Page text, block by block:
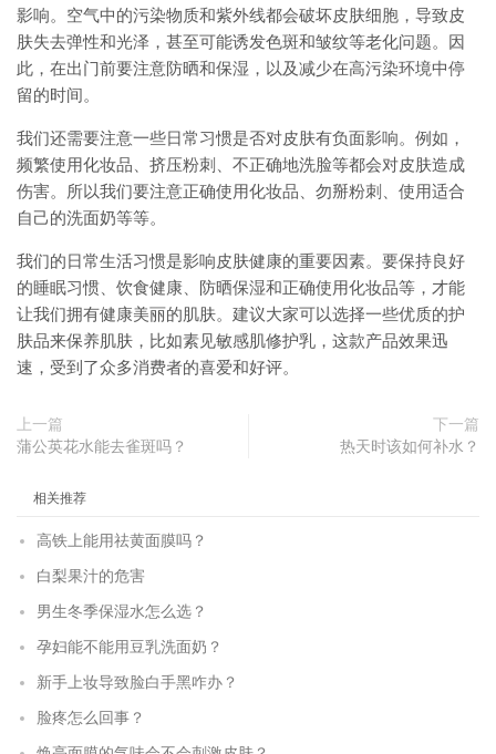
影响。空气中的污染物质和紫外线都会破坏皮肤细胞，导致皮
肤失去弹性和光泽，甚至可能诱发色斑和皱纹等老化问题。因
此，在出门前要注意防晒和保湿，以及减少在高污染环境中停
留的时间。
我们还需要注意一些日常习惯是否对皮肤有负面影响。例如，
频繁使用化妆品、挤压粉刺、不正确地洗脸等都会对皮肤造成
伤害。所以我们要注意正确使用化妆品、勿掰粉刺、使用适合
自己的洗面奶等等。
我们的日常生活习惯是影响皮肤健康的重要因素。要保持良好
的睡眠习惯、饮食健康、防晒保湿和正确使用化妆品等，才能
让我们拥有健康美丽的肌肤。建议大家可以选择一些优质的护
肤品来保养肌肤，比如素见敏感肌修护乳，这款产品效果迅
速，受到了众多消费者的喜爱和好评。
上一篇
蒲公英花水能去雀斑吗？
下一篇
热天时该如何补水？
相关推荐
高铁上能用祛黄面膜吗？
白梨果汁的危害
男生冬季保湿水怎么选？
孕妇能不能用豆乳洗面奶？
新手上妆导致脸白手黑咋办？
脸疼怎么回事？